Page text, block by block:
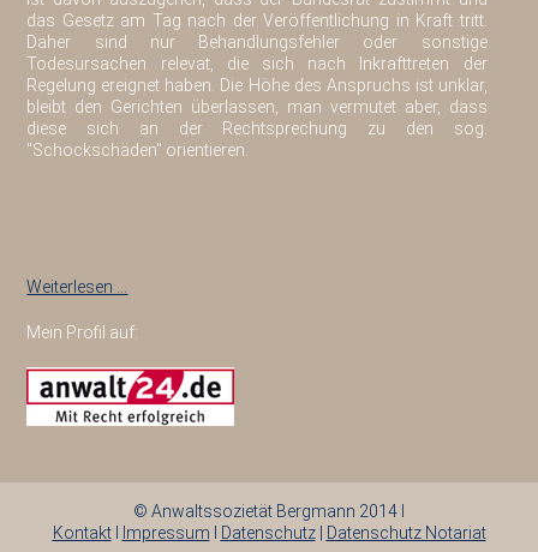
das Gesetz am Tag nach der Veröffentlichung in Kraft tritt.
Daher sind nur Behandlungsfehler oder sonstige
Todesursachen relevat, die sich nach Inkrafttreten der
Regelung ereignet haben. Die Höhe des Anspruchs ist unklar,
bleibt den Gerichten überlassen, man vermutet aber, dass
diese sich an der Rechtsprechung zu den sog.
"Schockschäden" orientieren.
Weiterlesen …
Mein Profil auf:
© Anwaltssozietät Bergmann 2014 I
KontaktI Impressum Datenschutz| Datenschutz Notariat